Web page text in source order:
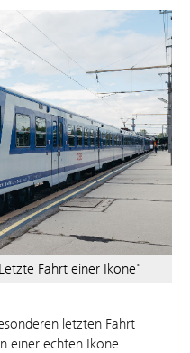
Fahrt einer Ikone"
letzten Fahrt
einer echten Ikone